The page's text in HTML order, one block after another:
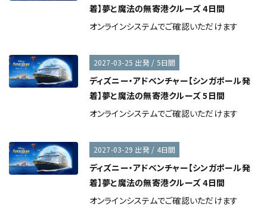
着】夢と魔法の無寄港クルーズ 4日間
オンラインシステムでご確認いただけます
2027-03-25 出発 / 5日間
ディズニー・アドベンチャー【シンガポール発
着】夢と魔法の無寄港クルーズ 5日間
オンラインシステムでご確認いただけます
2027-03-29 出発 / 4日間
ディズニー・アドベンチャー【シンガポール発
着】夢と魔法の無寄港クルーズ 4日間
オンラインシステムでご確認いただけます